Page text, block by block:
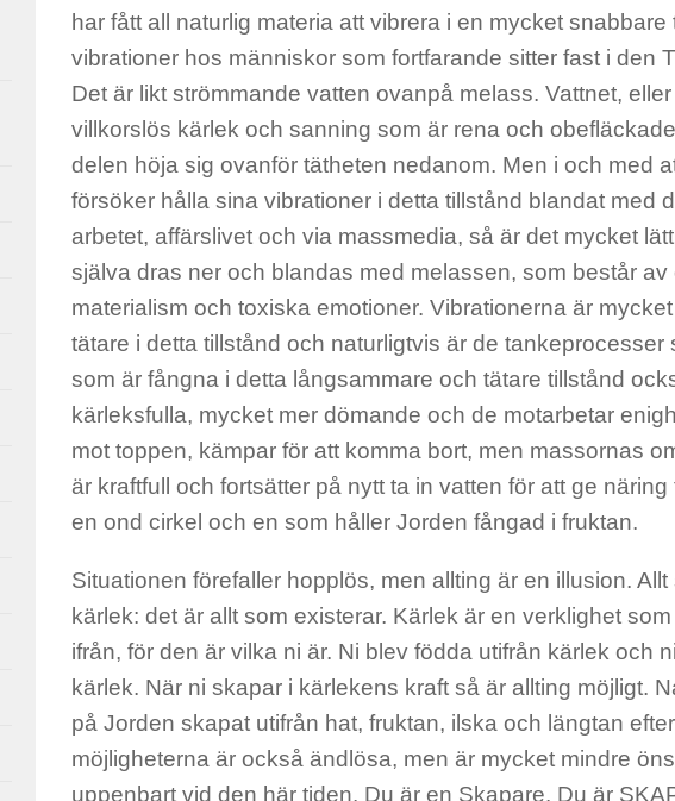
har fått all naturlig materia att vibrera i en mycket
vibrationer hos människor som fortfarande sitter fast i den
Det är likt strömmande vatten ovanpå melass. Vattnet,
villkorslös kärlek och sanning som är rena och
delen höja sig ovanför tätheten nedanom. Men i och med
försöker hålla sina vibrationer i detta tillstånd blandat med
arbetet, affärslivet och via massmedia, så är det mycket
själva dras ner och blandas med melassen, som består av
materialism och toxiska emotioner. Vibrationerna är
tätare i detta tillstånd och naturligtvis är de tankeprocesser
som är fångna i detta långsammare och tätare tillstånd
kärleksfulla, mycket mer dömande och de motarbetar
mot toppen, kämpar för att komma bort, men massornas
är kraftfull och fortsätter på nytt ta in vatten för att ge
en ond cirkel och en som håller Jorden fångad i fruktan.
Situationen förefaller hopplös, men allting är en illusion.
kärlek: det är allt som existerar. Kärlek är en verklighet
ifrån, för den är vilka ni är. Ni blev födda utifrån kärlek och
kärlek. När ni skapar i kärlekens kraft så är allting möjligt.
på Jorden skapat utifrån hat, fruktan, ilska och längtan
möjligheterna är också ändlösa, men är mycket mindre
uppenbart vid den här tiden. Du är en Skapare. Du är